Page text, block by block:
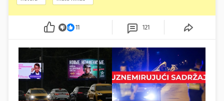
11 121